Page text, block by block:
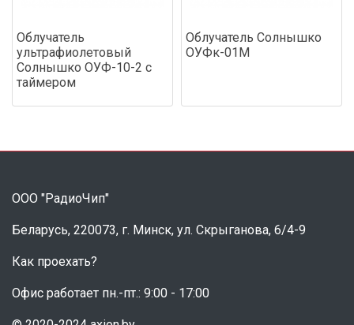
Облучатель
ультрафиолетовый
Солнышко ОУФ-10-2 с
таймером
Облучатель Солнышко
ОУФк-01М
ООО "РадиоЧип"
Беларусь, 220073, г. Минск, ул. Скрыганова, 6/4-9
Как проехать?
Офис работает пн.-пт.: 9:00 - 17:00